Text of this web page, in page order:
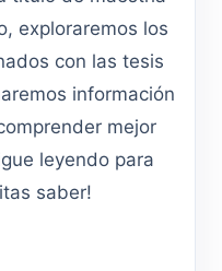
exploraremos los
con las tesis
información
mejor
leyendo para
saber!